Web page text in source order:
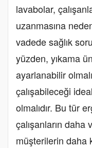
lavabolar,
uzanmasına
vadede sağlık
yüzden, yıkama
ayarlanabilir
çalışabileceği
olmalıdır. Bu tür
çalışanların daha
müşterilerin daha